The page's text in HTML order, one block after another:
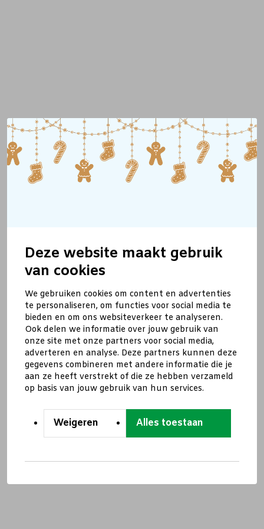
Deze website maakt gebruik
van cookies
We gebruiken cookies om content en advertenties
te personaliseren, om functies voor social media te
bieden en om ons websiteverkeer te analyseren.
Ook delen we informatie over jouw gebruik van
onze site met onze partners voor social media,
adverteren en analyse. Deze partners kunnen deze
gegevens combineren met andere informatie die je
aan ze heeft verstrekt of die ze hebben verzameld
op basis van jouw gebruik van hun services.
Weigeren Alles toestaan